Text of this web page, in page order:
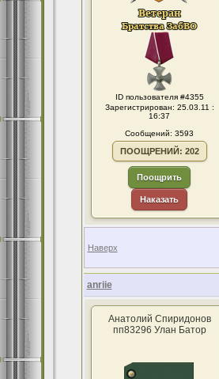
ID пользователя #4355
Зарегистрирован: 25.03.11 :
16:37
Сообщений: 3593
ПООЩРЕНИЙ: 202
Поощрить
Наказать
Наверх
anriie
Анатолий Спиридонов
пп83296 Улан Батор